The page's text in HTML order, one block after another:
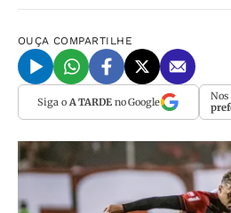
OUÇA COMPARTILHE
Siga o A TARDEno Google Nos